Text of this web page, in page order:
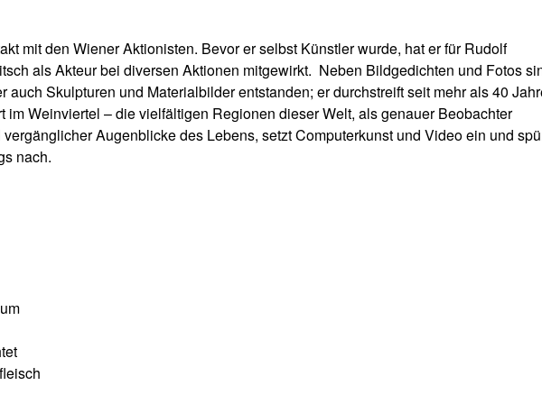
mit den Wiener Aktionisten. Bevor er selbst Künstler wurde, hat er für Rudolf
als Akteur bei diversen Aktionen mitgewirkt. Neben Bildgedichten und Fotos
auch Skulpturen und Materialbilder entstanden; er durchstreift seit mehr als 40
im Weinviertel – die vielfältigen Regionen dieser Welt, als genauer Beobachter
Augenblicke des Lebens, setzt Computerkunst und Video ein und
nach.